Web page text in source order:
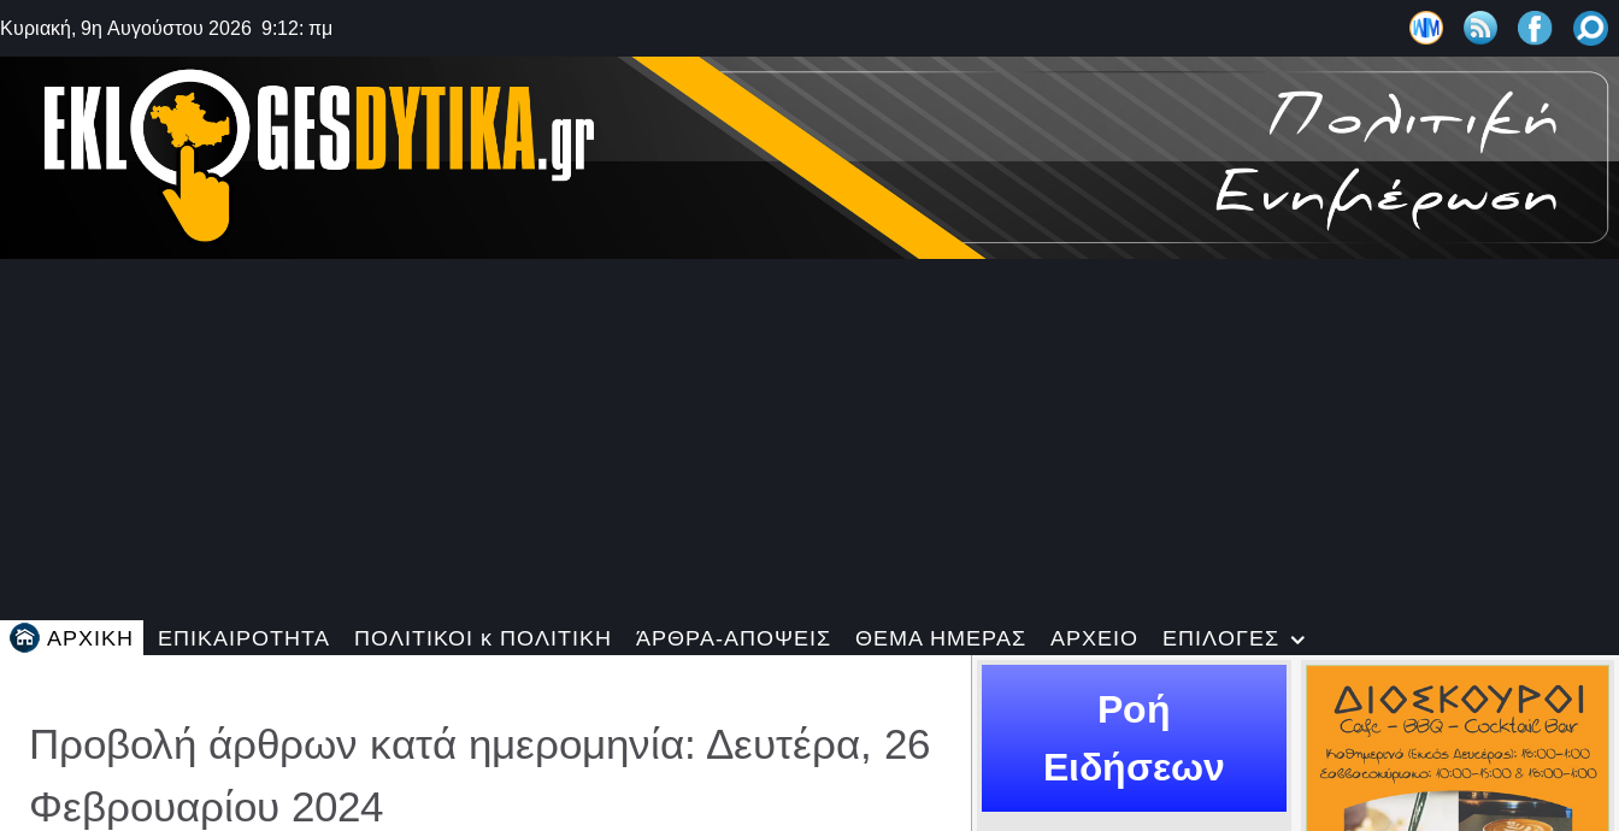
Κυριακή, 9η Αυγούστου 2026 9:12: πμ
ΑΡΧΙΚΗ ΕΠΙΚΑΙΡΟΤΗΤΑ ΠΟΛΙΤΙΚΟΙ κ ΠΟΛΙΤΙΚΗ ΆΡΘΡΑ-ΑΠΟΨΕΙΣ ΘΕΜΑ ΗΜΕΡΑΣ ΑΡΧΕΙΟ ΕΠΙΛΟΓΕΣ
Προβολή άρθρων κατά ημερομηνία: Δευτέρα, 26
Φεβρουαρίου 2024
Ροή
Ειδήσεων